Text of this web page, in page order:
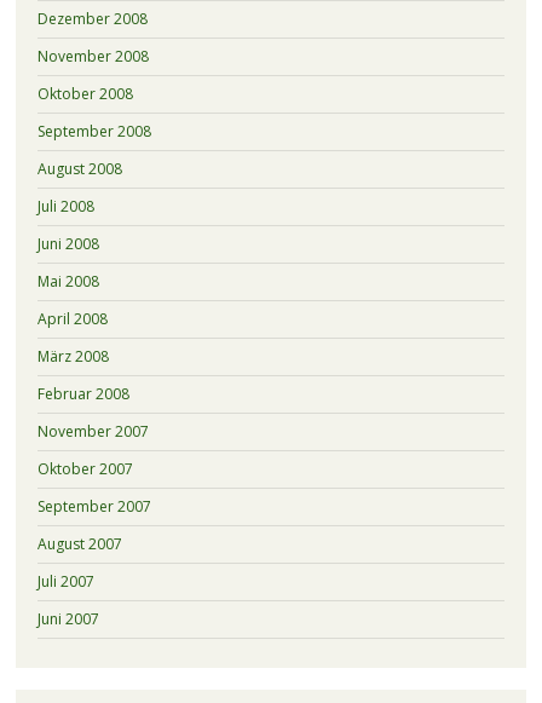
Dezember 2008
November 2008
Oktober 2008
September 2008
August 2008
Juli 2008
Juni 2008
Mai 2008
April 2008
März 2008
Februar 2008
November 2007
Oktober 2007
September 2007
August 2007
Juli 2007
Juni 2007